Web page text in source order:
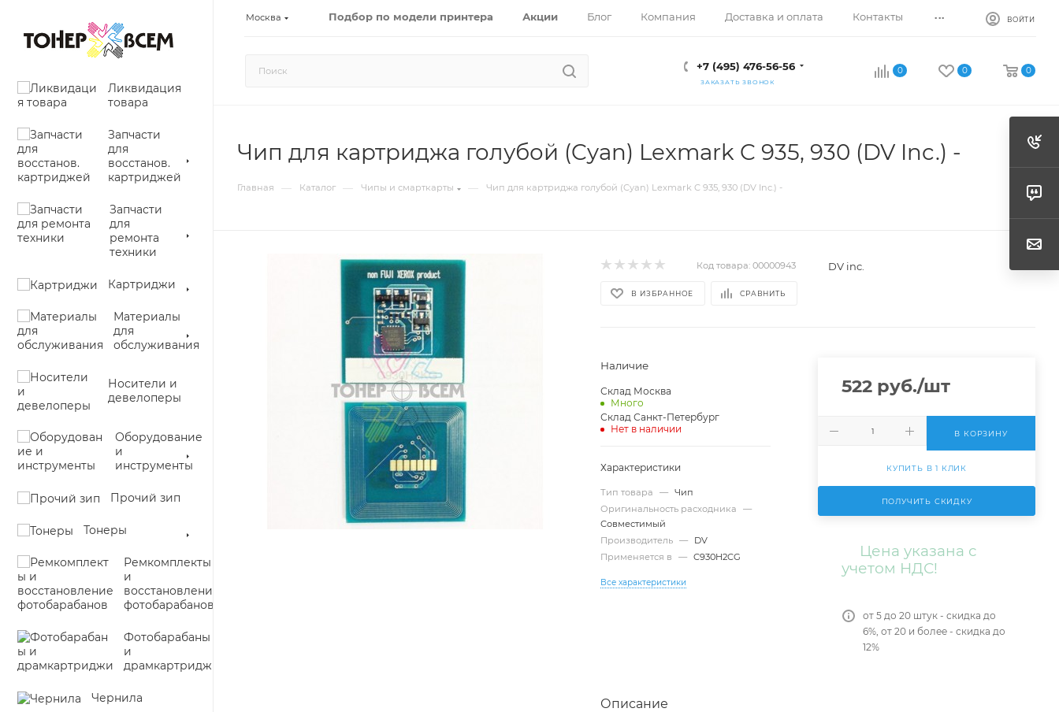
Москва Подбор по модели принтера Акции Блог Компания Доставка и оплата Контакты ... ВОЙТИ
+7 (495) 476-56-56
ЗАКАЗАТЬ ЗВОНОК
0 0 0
Ликвидация
товара
Запчасти
для
восстанов.
картриджей
Запчасти
для
ремонта
техники
Картриджи
Материалы
для
обслуживания
Носители и
девелоперы
Оборудование
и
инструменты
Прочий зип
Тонеры
Ремкомплекты
и
восстановление
фотобарабанов
Фотобарабаны
и
драмкартриджи
Чернила
Чип для картриджа голубой (Cyan) Lexmark C 935, 930 (DV Inc.) -
Главная — Каталог — Чипы и смарткарты — Чип для картриджа голубой (Cyan) Lexmark C 935, 930 (DV Inc.) -
Код товара: 00000943 DV inc.
В ИЗБРАННОЕ СРАВНИТЬ
Наличие
Склад Москва
Много
Склад Санкт-Петербург
Нет в наличии
Характеристики
Тип товара —
Чип
Оригинальность расходника
—
Совместимый
Производитель
—
DV
Применяется в
— C930H2CG
Все характеристики
522 руб./шт
В КОРЗИНУ
КУПИТЬ В 1 КЛИК
ПОЛУЧИТЬ СКИДКУ
Цена указана с
учетом НДС!
от 5 до 20 штук - скидка до
6%, от 20 и более - скидка до
12%
Описание